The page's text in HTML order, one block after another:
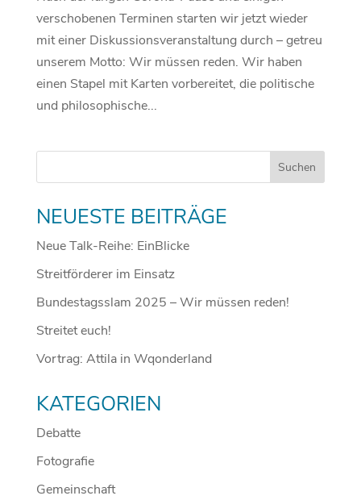
verschobenen Terminen starten wir jetzt wieder
mit einer Diskussionsveranstaltung durch – getreu
unserem Motto: Wir müssen reden. Wir haben
einen Stapel mit Karten vorbereitet, die politische
und philosophische...
NEUESTE BEITRÄGE
Neue Talk-Reihe: EinBlicke
Streitförderer im Einsatz
Bundestagsslam 2025 – Wir müssen reden!
Streitet euch!
Vortrag: Attila in Wqonderland
KATEGORIEN
Debatte
Fotografie
Gemeinschaft